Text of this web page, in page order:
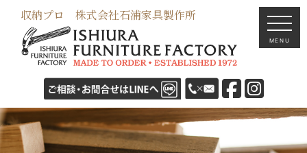
収納プロ 株式会社石浦家具製作所
MENU